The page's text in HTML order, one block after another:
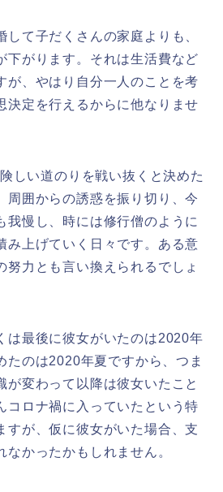
て子だくさんの家庭よりも、
下がります。それは生活費など
が、やはり自分一人のことを考
決定を行えるからに他なりませ
しい道のりを戦い抜くと決めた
周囲からの誘惑を振り切り、今
我慢し、時には修行僧のように
み上げていく日々です。ある意
努力とも言い換えられるでしょ
は最後に彼女がいたのは2020年
たのは2020年夏ですから、つま
が変わって以降は彼女いたこと
コロナ禍に入っていたという特
すが、仮に彼女がいた場合、支
なかったかもしれません。